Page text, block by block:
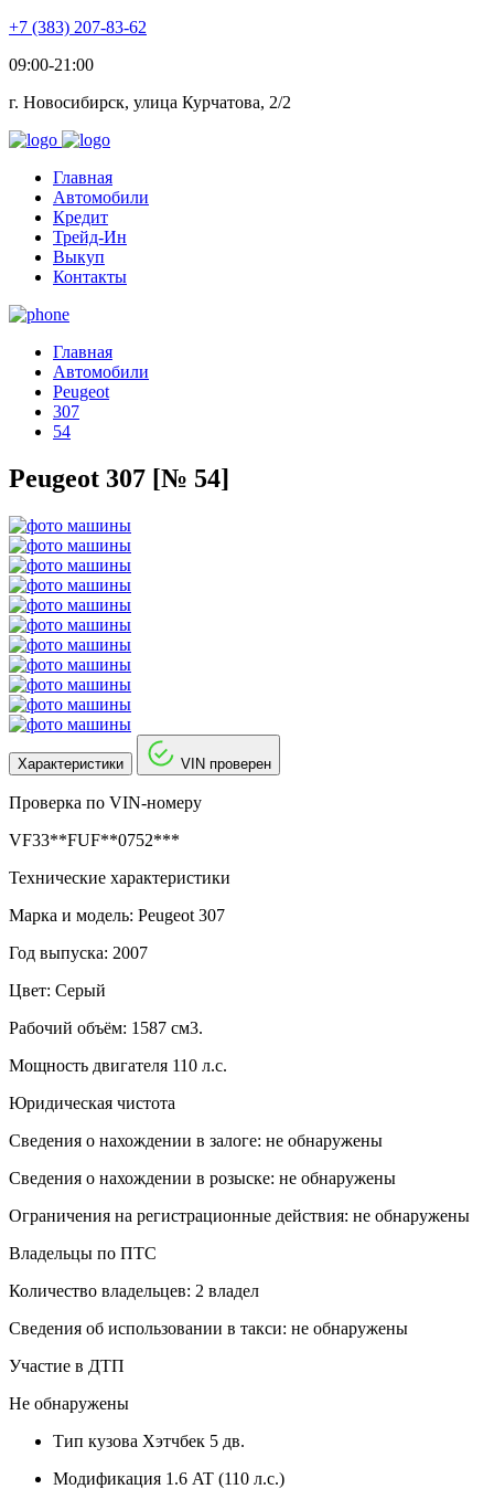
+7 (383) 207-83-62
09:00-21:00
г. Новосибирск, улица Курчатова, 2/2
Главная
Автомобили
Кредит
Трейд-Ин
Выкуп
Контакты
Главная
Автомобили
Peugeot
307
54
Peugeot 307 [№ 54]
Характеристики VIN проверен
Проверка по VIN-номеру
VF33**FUF**0752***
Технические характеристики
Марка и модель: Peugeot 307
Год выпуска: 2007
Цвет: Серый
Рабочий объём: 1587 см3.
Мощность двигателя 110 л.с.
Юридическая чистота
Сведения о нахождении в залоге: не обнаружены
Сведения о нахождении в розыске: не обнаружены
Ограничения на регистрационные действия: не обнаружены
Владельцы по ПТС
Количество владельцев: 2 владел
Сведения об использовании в такси: не обнаружены
Участие в ДТП
Не обнаружены
Тип кузова Хэтчбек 5 дв.
Модификация 1.6 AT (110 л.с.)